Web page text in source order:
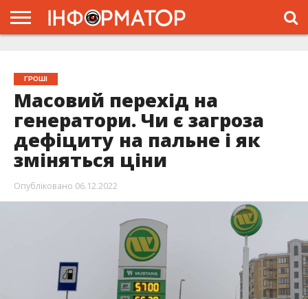
ГРОШІ
Масовий перехід на
генератори. Чи є загроза
дефіциту на пальне і як
зміняться ціни
Опубліковано 06.12.2022